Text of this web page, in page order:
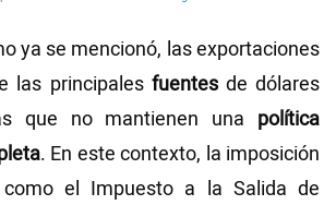
ya se mencionó, las exportaciones
las principales fuentesde dólares
que no mantienen una política
. En este contexto, la imposición
el Impuesto a la Salida de